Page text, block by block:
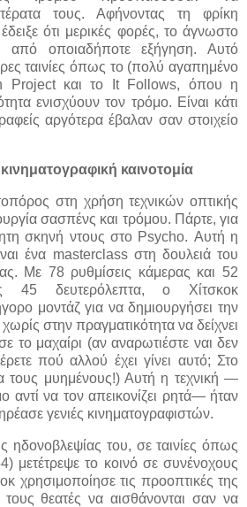
τους. Αφήνοντας τη φρίκη
ότι μερικές φορές, το άγνωστο
από οποιαδήποτε εξήγηση. Αυτό
ταινίες όπως το (πολύ αγαπημένο
Project και το It Follows, όπου η
ενισχύουν τον τρόμο. Είναι κάτι
αργότερα έβαλαν σαν στοιχείο
καινοτομία
στη χρήση τεχνικών οπτικής
σασπένς και τρόμου. Πάρτε, για
σκηνή ντους στο Psycho. Αυτή η
ένα masterclass στη δουλειά του
Με 78 ρυθμίσεις κάμερας και 52
45 δευτερόλεπτα, ο Χίτσκοκ
μοντάζ για να δημιουργήσει την
στην πραγματικότητα να δείχνει
το μαχαίρι (αν αναρωτιέστε ναι δεν
πού αλλού έχει γίνει αυτό; Στο
τους μυημένους!) Αυτή η τεχνική —
να τον απεικονίζει ρητά— ήταν
γενιές κινηματογραφιστών.
ηδονοβλεψίας του, σε ταινίες όπως
μετέτρεψε το κοινό σε συνένοχους
χρησιμοποίησε τις προοπτικές της
τους θεατές να αισθάνονται σαν να